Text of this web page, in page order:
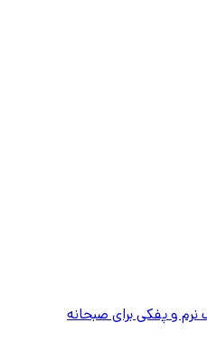
و پفکی برای صبحانه